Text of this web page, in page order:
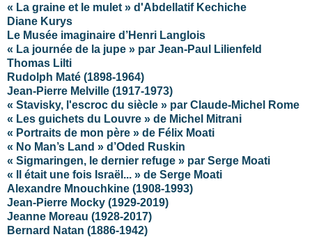
« La graine et le mulet » d'Abdellatif Kechiche
Diane Kurys
Le Musée imaginaire d’Henri Langlois
« La journée de la jupe » par Jean-Paul Lilienfeld
Thomas Lilti
Rudolph Maté (1898-1964)
Jean-Pierre Melville (1917-1973)
« Stavisky, l'escroc du siècle » par Claude-Michel Rome
« Les guichets du Louvre » de Michel Mitrani
« Portraits de mon père » de Félix Moati
« No Man’s Land » d’Oded Ruskin
« Sigmaringen, le dernier refuge » par Serge Moati
« Il était une fois Israël... » de Serge Moati
Alexandre Mnouchkine (1908-1993)
Jean-Pierre Mocky (1929-2019)
Jeanne Moreau (1928-2017)
Bernard Natan (1886-1942)